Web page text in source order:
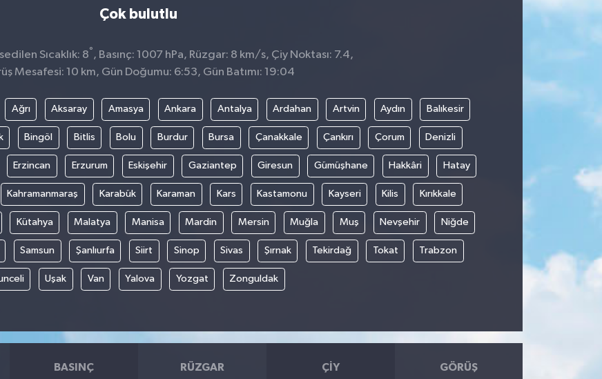
Çok bulutlu
Sıcaklık: 8° , Basınç: 1007 hPa, Rüzgar: 8 km/s, Çiy Noktası: 7.4,
Mesafesi: 10 km, Gün Doğumu: 6:53, Gün Batımı: 19:04
Ağrı Aksaray Amasya Ankara Antalya Ardahan Artvin Aydın Balıkesir
Bingöl Bitlis Bolu Burdur Bursa Çanakkale Çankırı Çorum Denizli
Erzincan Erzurum Eskişehir Gaziantep Giresun Gümüşhane Hakkâri Hatay
Kahramanmaraş Karabük Karaman Kars Kastamonu Kayseri Kilis Kırıkkale
Kütahya Malatya Manisa Mardin Mersin Muğla Muş Nevşehir Niğde
Samsun Şanlıurfa Siirt Sinop Sivas Şırnak Tekirdağ Tokat Trabzon
Uşak Van Yalova Yozgat Zonguldak
BASINÇ RÜZGAR ÇIY GÖRÜŞ